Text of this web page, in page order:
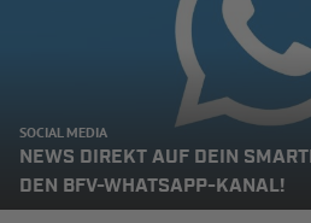
SOCIAL MEDIA
NEWS DIREKT AUF DEIN
DEN BFV-WHATSAPP-KANAL!